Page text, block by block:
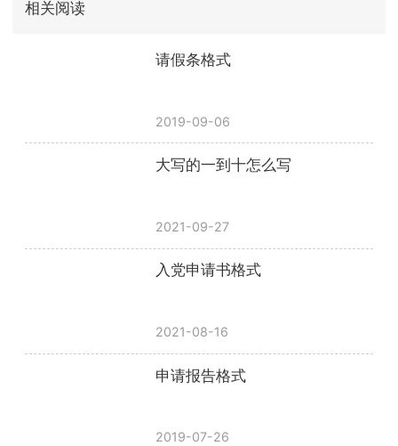
相关阅读
请假条格式
2019-09-06
大写的一到十怎么写
2021-09-27
入党申请书格式
2021-08-16
申请报告格式
2019-07-26